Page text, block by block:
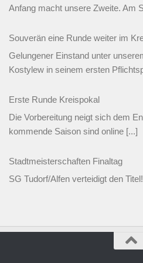
Anfang macht unsere Zweite. Am
Souverän eine Runde weiter im
Gelungener Einstand unter
Kostylew in seinem ersten
Erste Runde Kreispokal
Die Vorbereitung neigt sich dem
kommende Saison sind online [...]
Stadtmeisterschaften Finaltag
SG Tudorf/Alfen verteidigt den Titel!